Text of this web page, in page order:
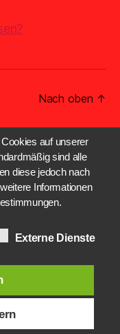
Nach oben ↑
auf unserer
sind alle
diese jedoch nach
Informationen
Externe Dienste